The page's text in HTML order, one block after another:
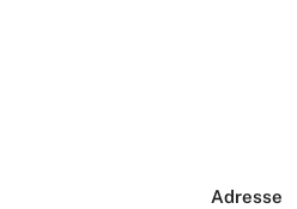
Adresse